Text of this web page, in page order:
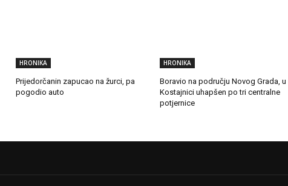
HRONIKA
Prijedorčanin zapucao na žurci, pa
pogodio auto
HRONIKA
Boravio na području Novog Grada, u
Kostajnici uhapšen po tri centralne
potjernice